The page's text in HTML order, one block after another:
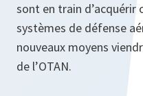
sont en train
systèmes de défense
nouveaux moyens
de l’OTAN.